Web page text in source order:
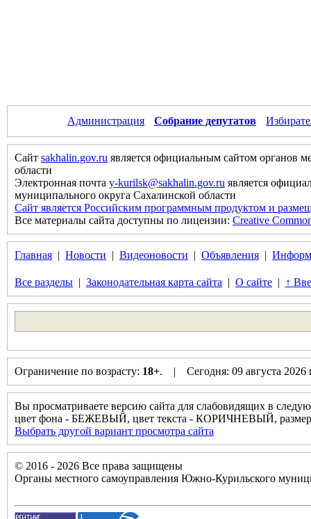
Администрация Собрание депутатов
Сайт sakhalin.gov.ru является официальным сайтом органов
области
Электронная почта y-kurilsk@sakhalin.gov.ru является
муниципального округа Сахалинской области
Сайт является Российским программным продуктом и
Все материалы сайта доступны по лицензии: Creative
Главная | Новости | Видеоновости | Объявления |
Все разделы | Законодательная карта сайта | О сайте | ↑
Ограничение по возрасту: 18+. | Сегодня: 09 августа
Вы просматриваете версию сайта для слабовидящих в
цвет фона - БЕЖЕВЫЙ, цвет текста - КОРИЧНЕВЫЙ,
Выбрать другой вариант просмотра сайта
© 2016 - 2026 Все права защищены
Органы местного самоуправления Южно-Курильского